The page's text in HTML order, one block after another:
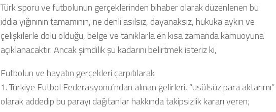
Türk sporu ve futbolunun gerçeklerinden bihaber olarak düzenlenen bu
iddia yığınının tamamının, ne denli asılsız, dayanaksız, hukuka aykırı ve
çelişkilerle dolu olduğu, belge ve tanıklarla en kısa zamanda kamuoyuna
açıklanacaktır. Ancak şimdilik şu kadarını belirtmek isteriz ki,
Futbolun ve hayatın gerçekleri çarpıtılarak
1. Türkiye Futbol Federasyonu’ndan alınan gelirleri, “usülsüz para aktarımı”
olarak addedip bu parayı dağıtanlar hakkında takipsizlik kararı veren;